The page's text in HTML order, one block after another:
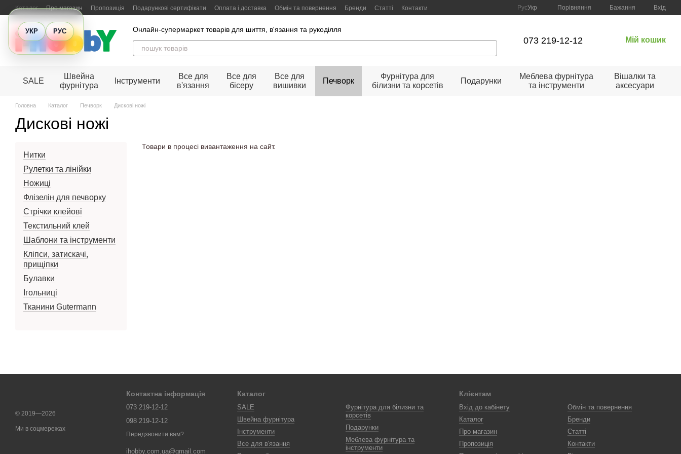
УКР РУС
Перейти до основного контенту
Каталог Про магазин Пропозиція Подарункові сертифікати Оплата і доставка Обмін та повернення Бренди Статті
Контакти
РусУкр Порівняння Бажання Вхід
Онлайн-супермаркет товарів для шиття, в'язання та рукоділля
073 219-12-12 Мій кошик
SALE
Швейна
фурнітура
Інструменти
Все для
в'язання
Все для
бісеру
Все для
вишивки
Печворк
Фурнітура для
білизни та корсетів
Подарунки
Меблева фурнітура
та інструменти
Вішалки та
аксесуари
Головна Каталог Печворк Дискові ножі
Дискові ножі
Товари в процесі вивантаження на сайт.
Нитки
Рулетки та лінійки
Ножиці
Флізелін для печворку
Стрічки клейові
Текстильний клей
Шаблони та інструменти
Кліпси, затискачі,
прищіпки
Булавки
Ігольниці
Тканини Gutermann
© 2019—2026
Ми в соцмережах
Контактна інформація
073 219-12-12
098 219-12-12
Передзвонити вам?
ihobby.com.ua@gmail.com
Каталог
SALE
Швейна фурнітура
Інструменти
Все для в'язання
Фурнітура для білизни та
корсетів
Подарунки
Меблева фурнітура та
інструменти
Клієнтам
Вхід до кабінету
Каталог
Про магазин
Пропозиція
Обмін та повернення
Бренди
Статті
Контакти